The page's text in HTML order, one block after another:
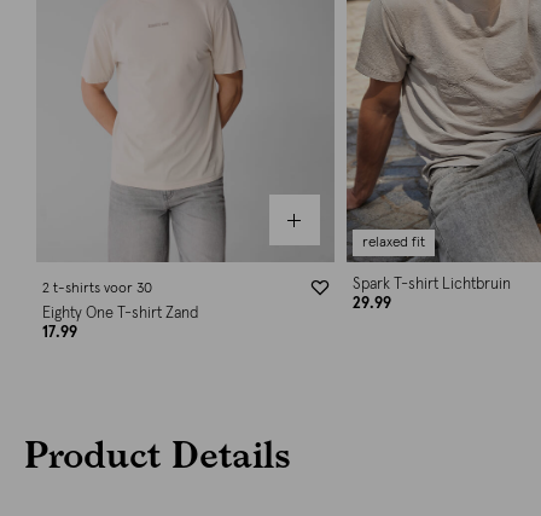
2 t-shirts voor 30
Eighty One T-shirt Zand
17.99
relaxed fit
Spark T-shirt Lichtbruin
29.99
Product Details